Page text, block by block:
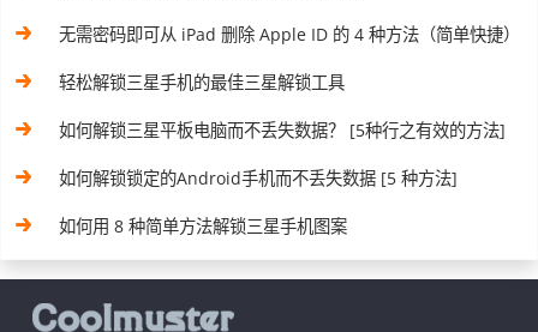
无需密码即可从 iPad 删除 Apple ID 的 4 种方法（简单快捷）
轻松解锁三星手机的最佳三星解锁工具
如何解锁三星平板电脑而不丢失数据？ [5种行之有效的方法]
如何解锁锁定的Android手机而不丢失数据 [5 种方法]
如何用 8 种简单方法解锁三星手机图案